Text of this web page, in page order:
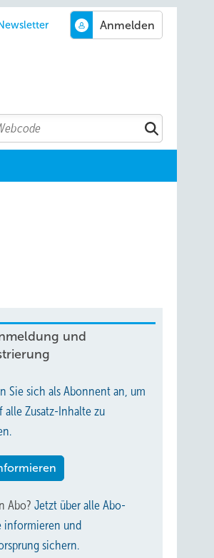
und
Sie sich als Abonnent an, um
alle Zusatz-Inhalte zu
Abo? Jetzt über alle Abo-
informieren und
sichern.